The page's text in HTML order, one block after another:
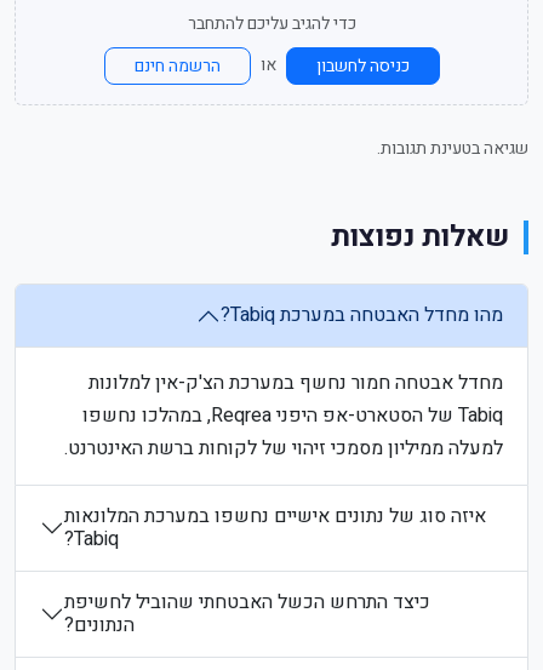
כדי להגיב עליכם להתחבר
כניסה לחשבון
או הרשמה חינם
שגיאה בטעינת תגובות.
שאלות נפוצות
מהו מחדל האבטחה במערכת Tabiq?
מחדל אבטחה חמור נחשף במערכת הצ'ק-אין למלונות
Tabiq של הסטארט-אפ היפני Reqrea, במהלכו נחשפו
למעלה ממיליון מסמכי זיהוי של לקוחות ברשת האינטרנט.
איזה סוג של נתונים אישיים נחשפו במערכת המלונאות
Tabiq?
כיצד התרחש הכשל האבטחתי שהוביל לחשיפת
הנתונים?